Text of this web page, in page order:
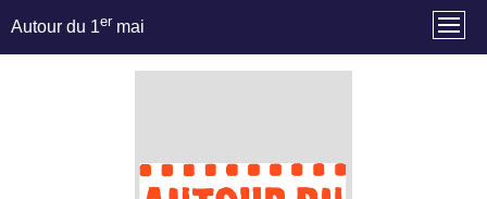
Autour du 1er mai